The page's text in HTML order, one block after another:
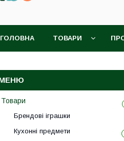
ГОЛОВНА ТОВАРИ
Товари
Брендові іграшки
Кухонні предмети